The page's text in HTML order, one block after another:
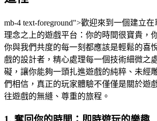
mb-4 text-foreground">歡迎來到一個建立
理念之上的遊戲平台：你的時間很寶貴，
你與我們共度的每一刻都應該是輕鬆的喜
戲的設計者，精心處理每一個技術細微之
礙，讓你能夠一頭扎進遊戲的純粹、未經
們相信，真正的玩家體驗不僅僅是關於遊
往遊戲的無縫、尊重的旅程。